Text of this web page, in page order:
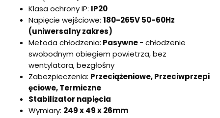
Klasa ochrony IP: IP20
Napięcie wejściowe: 180-265V 50-60Hz
(uniwersalny zakres)
Metoda chłodzenia: Pasywne- chłodzenie
swobodnym obiegiem powietrza, bez
wentylatora, bezgłośny
Zabezpieczenia: Przeciążeniowe,Przeciwprzepi
ęciowe,Termiczne
Stabilizator napięcia
Wymiary: 249 x 49 x 26mm